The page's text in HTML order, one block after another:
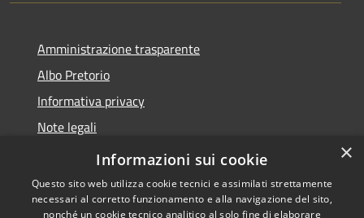
Amministrazione trasparente
Albo Pretorio
Informativa privacy
Note legali
Dichiarazione di accessibilità
×
Informazioni sui cookie
Questo sito web utilizza cookie tecnici e assimilati strettamente
necessari al corretto funzionamento e alla navigazione del sito,
nonché un cookie tecnico analitico al solo fine di elaborare